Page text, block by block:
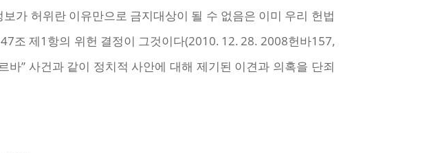
가 허위란 이유만으로 금지대상이 될 수 없음은 이미 우리 헌법
조 제1항의 위헌 결정이 그것이다(2010. 12. 28. 2008헌바157,
” 사건과 같이 정치적 사안에 대해 제기된 이견과 의혹을 단죄